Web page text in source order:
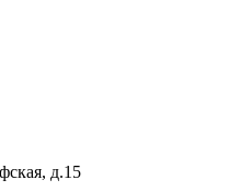
д.15